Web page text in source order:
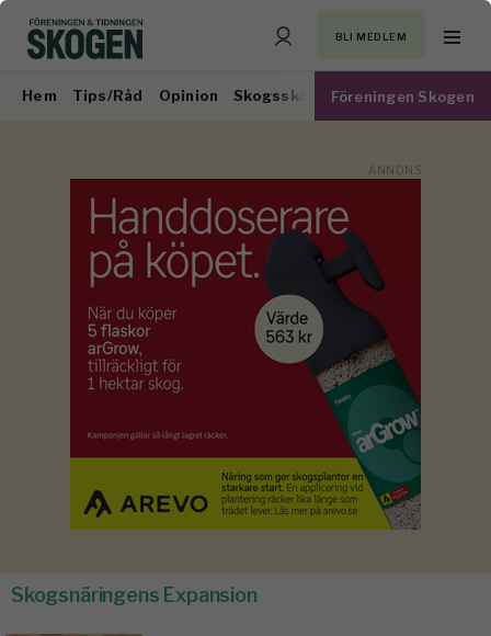
BLI MEDLEM
Hem Tips/Råd Opinion Skogsskötsel Virkesmarknad
Föreningen Skogen
Skogsnäringens Expansion